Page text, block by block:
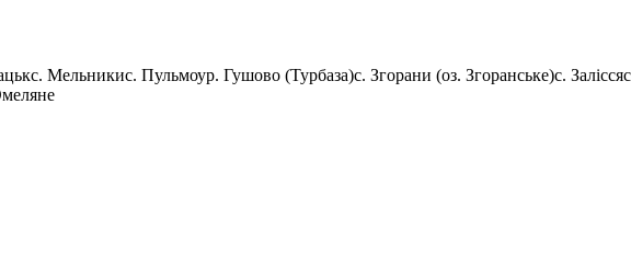
с. Мельникис. Пульмоур. Гушово (Турбаза)с. Згорани (оз. Згоранське)с. Залісся